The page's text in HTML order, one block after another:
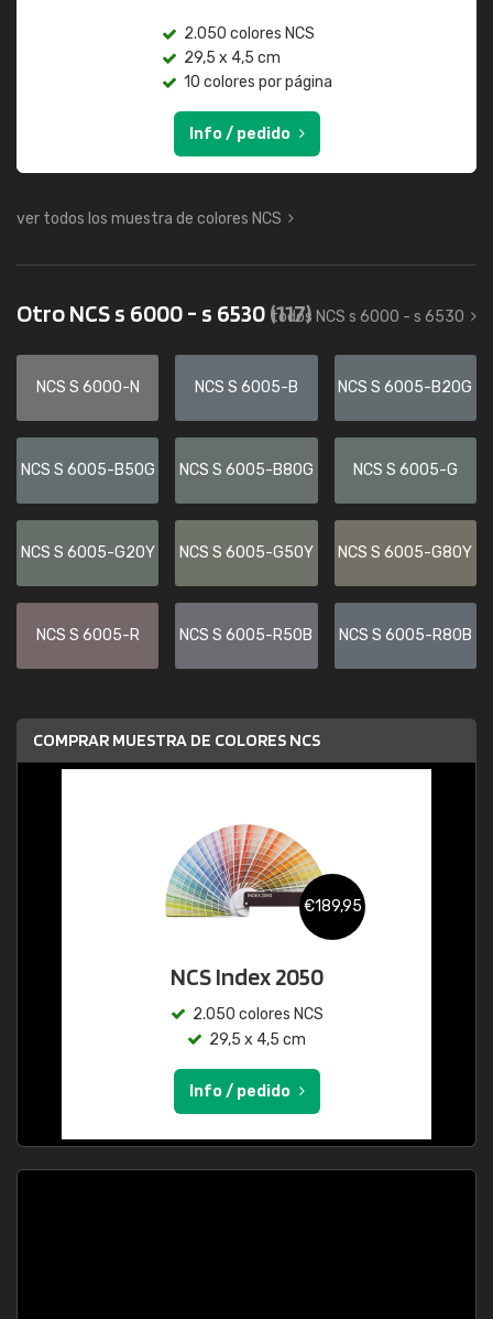
2.050 colores NCS
29,5 x 4,5 cm
10 colores por página
Info / pedido
ver todos los muestra de colores NCS
Otro NCS s 6000 - s 6530(117)
todos NCS s 6000 - s 6530
NCS S 6000-N NCS S 6005-B NCS S 6005-B20G
NCS S 6005-B50G NCS S 6005-B80G NCS S 6005-G
NCS S 6005-G20Y NCS S 6005-G50Y NCS S 6005-G80Y
NCS S 6005-R NCS S 6005-R50B NCS S 6005-R80B
COMPRAR MUESTRA DE COLORES NCS
€189,95
NCS Index 2050
2.050 colores NCS
29,5 x 4,5 cm
Info / pedido